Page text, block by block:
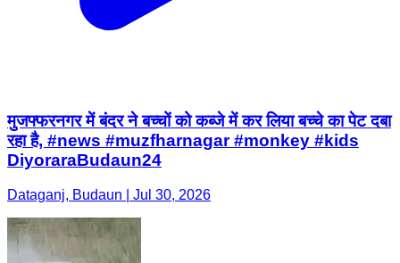
मुजफ्फरनगर में बंदर ने बच्चों को कब्जे में कर लिया बच्चे का पेट दबा
रहा है, #news #muzfharnagar #monkey #kids
DiyoraraBudaun24
Dataganj, Budaun | Jul 30, 2026